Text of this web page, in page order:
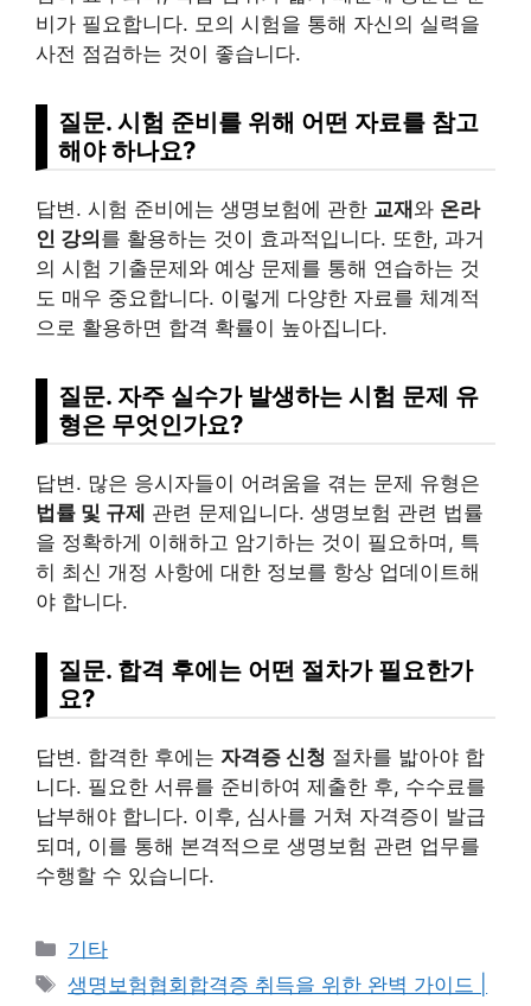
비가 필요합니다. 모의 시험을 통해 자신의 실력을
사전 점검하는 것이 좋습니다.
질문. 시험 준비를 위해 어떤 자료를 참고
해야 하나요?
답변. 시험 준비에는 생명보험에 관한 교재와 온라
인 강의를 활용하는 것이 효과적입니다. 또한, 과거
의 시험 기출문제와 예상 문제를 통해 연습하는 것
도 매우 중요합니다. 이렇게 다양한 자료를 체계적
으로 활용하면 합격 확률이 높아집니다.
질문. 자주 실수가 발생하는 시험 문제 유
형은 무엇인가요?
답변. 많은 응시자들이 어려움을 겪는 문제 유형은
법률 및 규제 관련 문제입니다. 생명보험 관련 법률
을 정확하게 이해하고 암기하는 것이 필요하며, 특
히 최신 개정 사항에 대한 정보를 항상 업데이트해
야 합니다.
질문. 합격 후에는 어떤 절차가 필요한가
요?
답변. 합격한 후에는 자격증 신청 절차를 밟아야 합
니다. 필요한 서류를 준비하여 제출한 후, 수수료를
납부해야 합니다. 이후, 심사를 거쳐 자격증이 발급
되며, 이를 통해 본격적으로 생명보험 관련 업무를
수행할 수 있습니다.
Categories
기타
Tags
생명보험협회합격증 취득을 위한 완벽 가이드 |